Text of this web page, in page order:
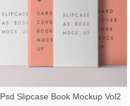
Psd Slipcase Book Mockup Vol2